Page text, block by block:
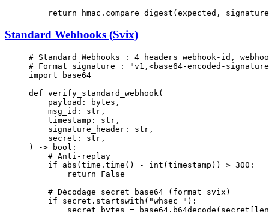
    return
hmac.compare_digest(expected,
Standard Webhooks (Svix)
# Standard Webhooks : 4 headers webhook-id,
# Format signature : "v1,<base64-encoded-
import base64
def verify_standard_webhook(
    payload:
bytes ,
    msg_id:
str ,
    timestamp:
str ,
    signature_header:
str ,
    secret:
str ,
) ->
bool :
    # Anti-replay
    if
abs (time.time() - int (timestamp)) > 300 :
        return
False
    # Décodage secret base64 (format svix)
    if
secret.startswith( "whsec_" ):
        secret_bytes
= base64.b64decode(secret[
len